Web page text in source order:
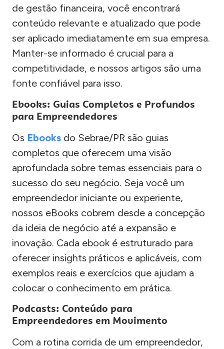
de gestão financeira, você encontrará
conteúdo relevante e atualizado que pode
ser aplicado imediatamente em sua empresa.
Manter-se informado é crucial para a
competitividade, e nossos artigos são uma
fonte confiável para isso.
Ebooks: Guias Completos e Profundos
para Empreendedores
Os Ebooks do Sebrae/PR são guias
completos que oferecem uma visão
aprofundada sobre temas essenciais para o
sucesso do seu negócio. Seja você um
empreendedor iniciante ou experiente,
nossos eBooks cobrem desde a concepção
da ideia de negócio até a expansão e
inovação. Cada ebook é estruturado para
oferecer insights práticos e aplicáveis, com
exemplos reais e exercícios que ajudam a
colocar o conhecimento em prática.
Podcasts: Conteúdo para
Empreendedores em Movimento
Com a rotina corrida de um empreendedor,